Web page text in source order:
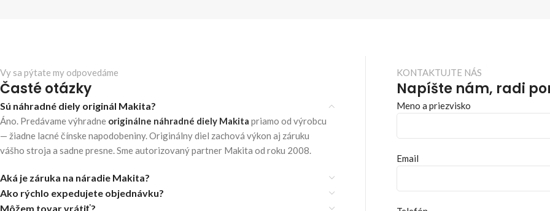
Vy sa pýtate my odpovedáme
Časté otázky
Sú náhradné diely originál Makita?
Áno. Predávame výhradne originálne náhradné diely Makita priamo od výrobcu
— žiadne lacné čínske napodobeniny. Originálny diel zachová výkon aj záruku
vášho stroja a sadne presne. Sme autorizovaný partner Makita od roku 2008.
Aká je záruka na náradie Makita?
Ako rýchlo expedujete objednávku?
Môžem tovar vrátiť?
KONTAKTUJTE NÁS
Napíšte nám, radi
Meno a priezvisko
Email